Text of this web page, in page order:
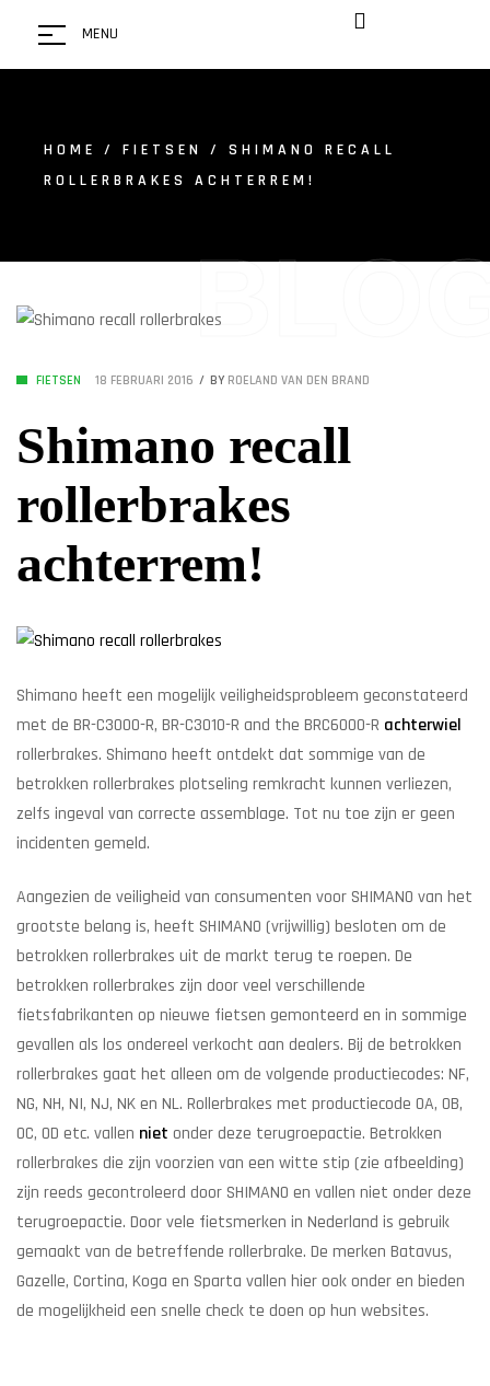
MENU
HOME / FIETSEN
/ SHIMANO RECALL
ROLLERBRAKES ACHTERREM!
FIETSEN 18 FEBRUARI 2016 BY ROELAND VAN DEN BRAND
Shimano recall
rollerbrakes
achterrem!
Shimano heeft een mogelijk veiligheidsprobleem geconstateerd
met de BR-C3000-R, BR-C3010-R and the BRC6000-R achterwiel
rollerbrakes. Shimano heeft ontdekt dat sommige van de
betrokken rollerbrakes plotseling remkracht kunnen verliezen,
zelfs ingeval van correcte assemblage. Tot nu toe zijn er geen
incidenten gemeld.
Aangezien de veiligheid van consumenten voor SHIMANO van het
grootste belang is, heeft SHIMANO (vrijwillig) besloten om de
betrokken rollerbrakes uit de markt terug te roepen. De
betrokken rollerbrakes zijn door veel verschillende
fietsfabrikanten op nieuwe fietsen gemonteerd en in sommige
gevallen als los ondereel verkocht aan dealers. Bij de betrokken
rollerbrakes gaat het alleen om de volgende productiecodes: NF,
NG, NH, NI, NJ, NK en NL. Rollerbrakes met productiecode OA, OB,
OC, OD etc. vallen niet onder deze terugroepactie. Betrokken
rollerbrakes die zijn voorzien van een witte stip (zie afbeelding)
zijn reeds gecontroleerd door SHIMANO en vallen niet onder deze
terugroepactie. Door vele fietsmerken in Nederland is gebruik
gemaakt van de betreffende rollerbrake. De merken Batavus,
Gazelle, Cortina, Koga en Sparta vallen hier ook onder en bieden
de mogelijkheid een snelle check te doen op hun websites.